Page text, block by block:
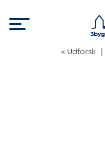
« Udforsk